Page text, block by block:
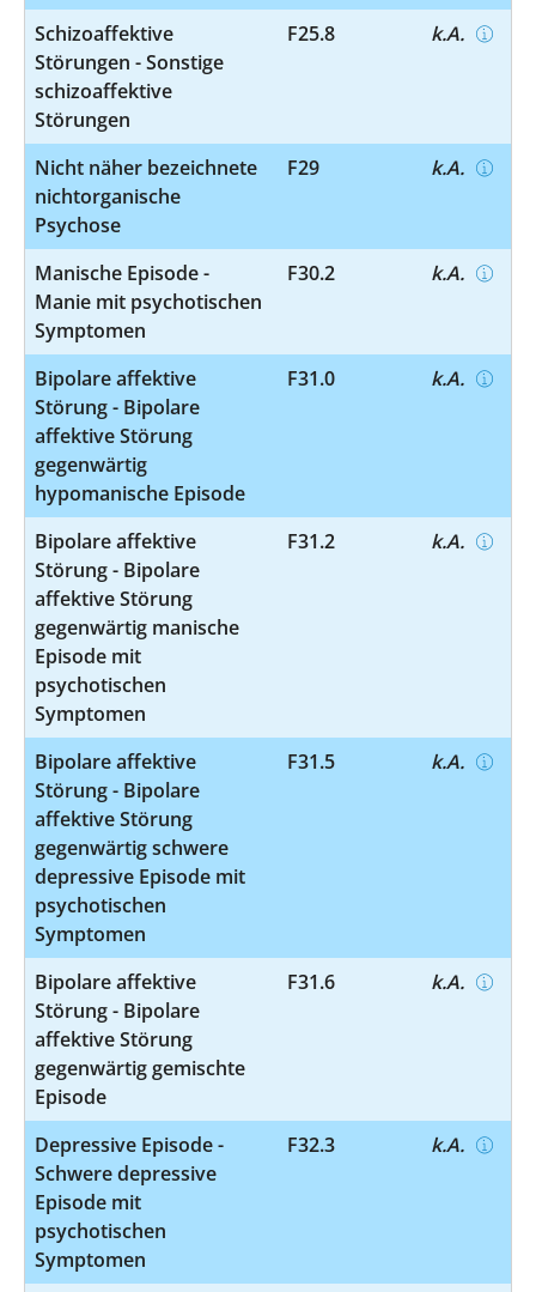
Schizoaffektive
Störungen - Sonstige
schizoaffektive
Störungen
F25.8 k.A.
Nicht näher bezeichnete
nichtorganische
Psychose
F29 k.A.
Manische Episode -
Manie mit psychotischen
Symptomen
F30.2 k.A.
Bipolare affektive
Störung - Bipolare
affektive Störung
gegenwärtig
hypomanische Episode
F31.0 k.A.
Bipolare affektive
Störung - Bipolare
affektive Störung
gegenwärtig manische
Episode mit
psychotischen
Symptomen
F31.2 k.A.
Bipolare affektive
Störung - Bipolare
affektive Störung
gegenwärtig schwere
depressive Episode mit
psychotischen
Symptomen
F31.5 k.A.
Bipolare affektive
Störung - Bipolare
affektive Störung
gegenwärtig gemischte
Episode
F31.6 k.A.
Depressive Episode -
Schwere depressive
Episode mit
psychotischen
Symptomen
F32.3 k.A.